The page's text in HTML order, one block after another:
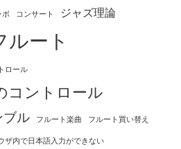
ボ コンサート ジャズ理論
ルート
ロール
コントロール
ブル フルート楽曲 フルート買い替え
ザ内で日本語入力ができない